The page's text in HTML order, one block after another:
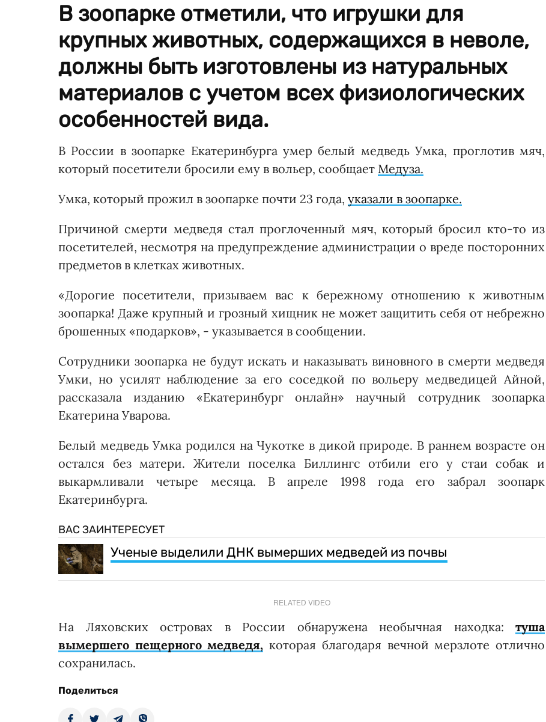
В зоопарке отметили, что игрушки для
крупных животных, содержащихся в неволе,
должны быть изготовлены из натуральных
материалов с учетом всех физиологических
особенностей вида.
В России в зоопарке Екатеринбурга умер белый медведь Умка, проглотив мяч,
который посетители бросили ему в вольер, сообщает Медуза.
Умка, который прожил в зоопарке почти 23 года, указали в зоопарке.
Причиной смерти медведя стал проглоченный мяч, который бросил кто-то из
посетителей, несмотря на предупреждение администрации о вреде посторонних
предметов в клетках животных.
«Дорогие посетители, призываем вас к бережному отношению к животным
зоопарка! Даже крупный и грозный хищник не может защитить себя от небрежно
брошенных «подарков», - указывается в сообщении.
Сотрудники зоопарка не будут искать и наказывать виновного в смерти медведя
Умки, но усилят наблюдение за его соседкой по вольеру медведицей Айной,
рассказала изданию «Екатеринбург онлайн» научный сотрудник зоопарка
Екатерина Уварова.
Белый медведь Умка родился на Чукотке в дикой природе. В раннем возрасте он
остался без матери. Жители поселка Биллингс отбили его у стаи собак и
выкармливали четыре месяца. В апреле 1998 года его забрал зоопарк
Екатеринбурга.
ВАС ЗАИНТЕРЕСУЕТ
Ученые выделили ДНК вымерших медведей из почвы
RELATED VIDEO
На Ляховских островах в России обнаружена необычная находка:туша
вымершего пещерного медведя, которая благодаря вечной мерзлоте отлично
сохранилась.
Поделиться